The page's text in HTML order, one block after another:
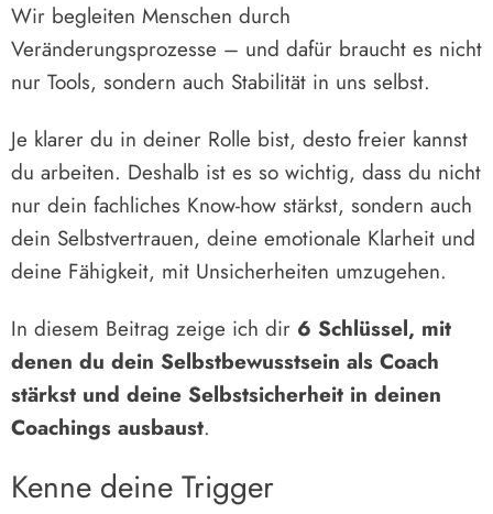
Wir begleiten Menschen durch
Veränderungsprozesse – und dafür braucht es nicht
nur Tools, sondern auch Stabilität in uns selbst.
Je klarer du in deiner Rolle bist, desto freier kannst
du arbeiten. Deshalb ist es so wichtig, dass du nicht
nur dein fachliches Know-how stärkst, sondern auch
dein Selbstvertrauen, deine emotionale Klarheit und
deine Fähigkeit, mit Unsicherheiten umzugehen.
In diesem Beitrag zeige ich dir 6 Schlüssel, mit
denen du dein Selbstbewusstsein als Coach
stärkst und deine Selbstsicherheit in deinen
Coachings ausbaust.
Kenne deine Trigger